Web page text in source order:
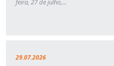
feira, 27 de julho,...
29.07.2026